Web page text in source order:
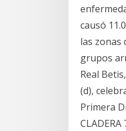
causó
las zonas
grupos
Real
(d),
Primera